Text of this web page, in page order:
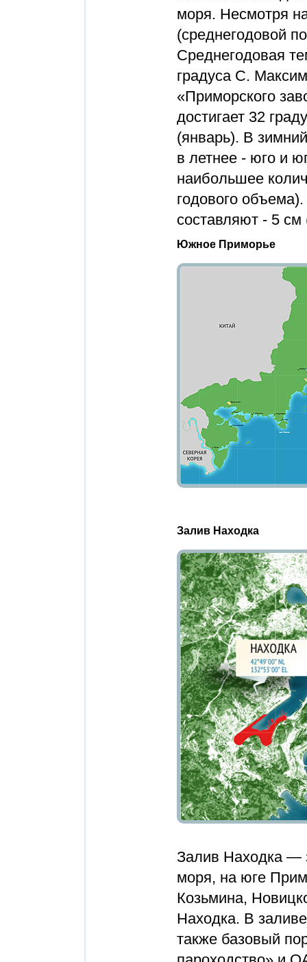
моря. Несмотря
(среднегодовой
Среднегодовая
градуса С.
«Приморского
достигает 32
(январь). В
в летнее - юго и
наибольшее
годового
составляют - 5
Южное Приморье
Залив Находка
Залив Находка —
моря, на юге
Козьмина,
Находка. В
также базовый